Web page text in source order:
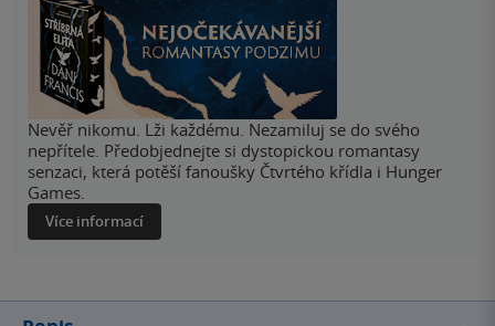
Nevěř nikomu. Lži každému. Nezamiluj se do svého
nepřítele. Předobjednejte si dystopickou romantasy
senzaci, která potěší fanoušky Čtvrtého křídla i Hunger
Games.
Více informací